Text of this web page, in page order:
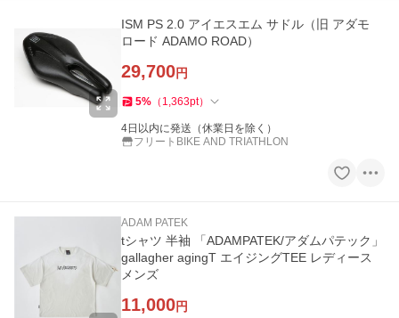
ISM PS 2.0 アイエスエム サドル（旧 アダモ
ロード ADAMO ROAD）
29,700円
5% （ 1,363pt）
4日以内に発送（休業日を除く）
フリートBIKE AND TRIATHLON
ADAM PATEK
tシャツ 半袖 「ADAMPATEK/アダムパテック」
gallagher agingT エイジングTEE レディース
メンズ
11,000円